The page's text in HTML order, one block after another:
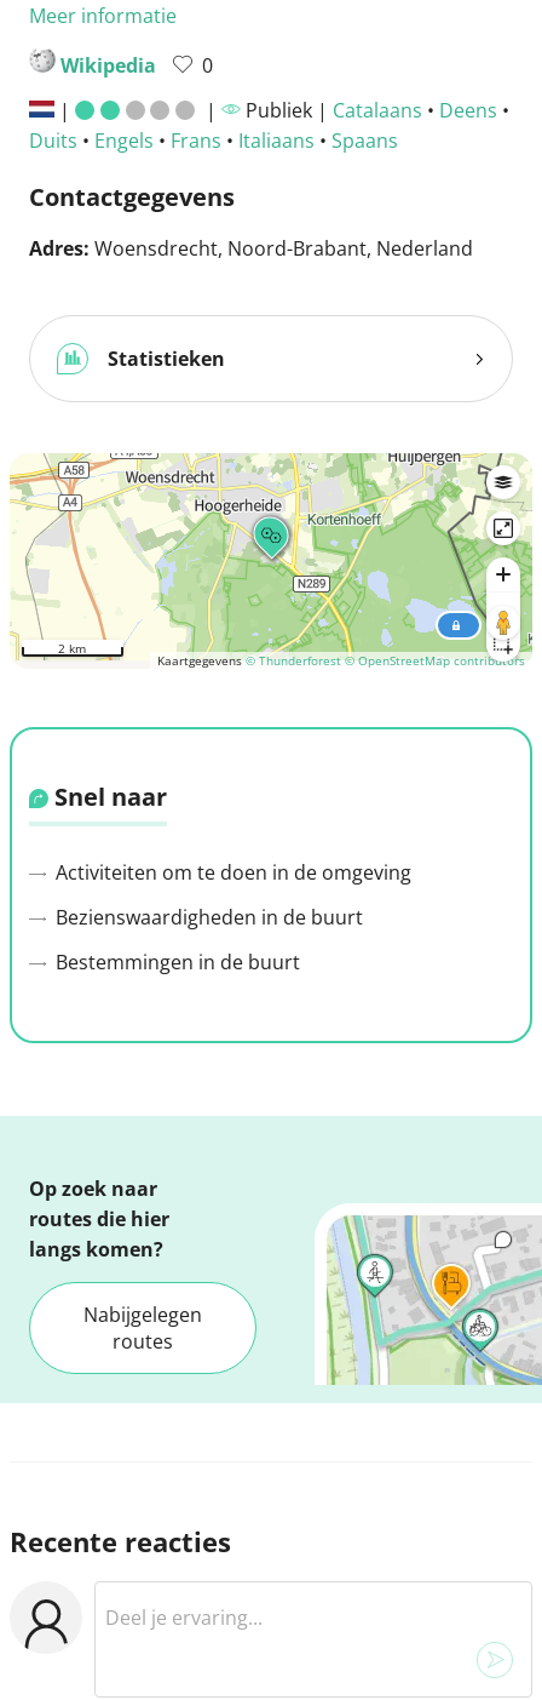
Meer informatie
Wikipedia
0
|
| Publiek | Catalaans • Deens •
Duits • Engels • Frans • Italiaans • Spaans
Contactgegevens
Adres: Woensdrecht, Noord-Brabant, Nederland
Statistieken
Kaartgegevens© Thunderforest © OpenStreetMap contributors
2 km
Snel naar
Activiteiten om te doen in de omgeving
Bezienswaardigheden in de buurt
Bestemmingen in de buurt
Op zoek naar
routes die hier
langs komen?
Nabijgelegen
routes
Recente reacties